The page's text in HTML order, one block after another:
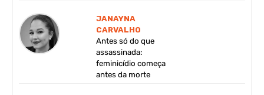
JANAYNA
CARVALHO
Antes só do que
assassinada:
feminicídio começa
antes da morte